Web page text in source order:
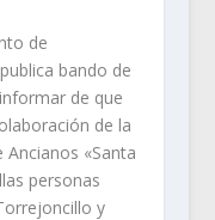
de
bando de
de que
de la
Ancianos «Santa
personas
y